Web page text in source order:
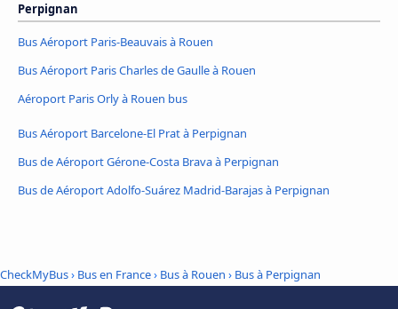
Perpignan
Bus Aéroport Paris-Beauvais à Rouen
Bus Aéroport Paris Charles de Gaulle à Rouen
Aéroport Paris Orly à Rouen bus
Bus Aéroport Barcelone-El Prat à Perpignan
Bus de Aéroport Gérone-Costa Brava à Perpignan
Bus de Aéroport Adolfo-Suárez Madrid-Barajas à Perpignan
CheckMyBus› Bus en France› Bus à Rouen › Bus à Perpignan